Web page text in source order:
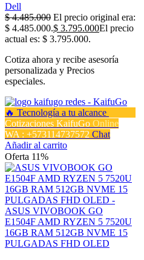
Dell
$4.485.000 El precio original era:
$ 4.485.000.$ 3.795.000El precio
actual es: $ 3.795.000.
Cotiza ahora y recibe asesoría
personalizada y Precios
especiales.
Cotizaciones KaifuGo Online
WA : +573114737572 Chat
Añadir al carrito
Oferta 11%